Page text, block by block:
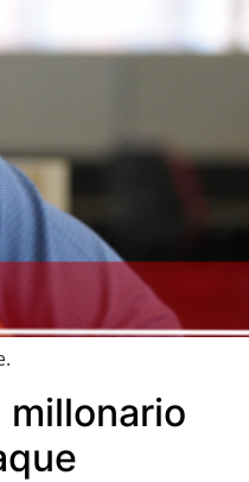
millonario